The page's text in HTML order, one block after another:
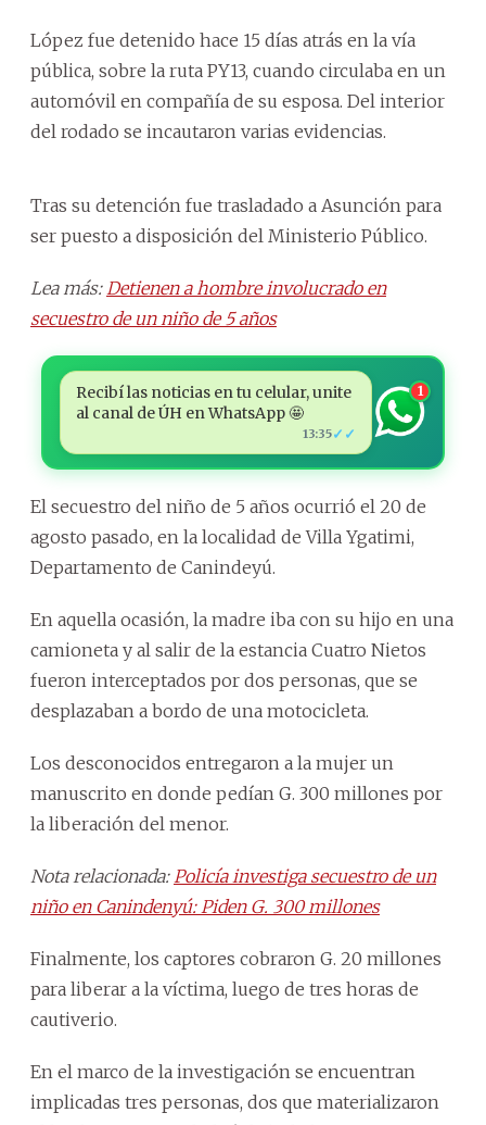
López fue detenido hace 15 días atrás en la vía
pública, sobre la ruta PY13, cuando circulaba en un
automóvil en compañía de su esposa. Del interior
del rodado se incautaron varias evidencias.
Tras su detención fue trasladado a Asunción para
ser puesto a disposición del Ministerio Público.
Lea más: Detienen a hombre involucrado en
secuestro de un niño de 5 años
Recibí las noticias en tu celular, unite
al canal de ÚH en WhatsApp 🤩
13:35✓✓
1
El secuestro del niño de 5 años ocurrió el 20 de
agosto pasado, en la localidad de Villa Ygatimi,
Departamento de Canindeyú.
En aquella ocasión, la madre iba con su hijo en una
camioneta y al salir de la estancia Cuatro Nietos
fueron interceptados por dos personas, que se
desplazaban a bordo de una motocicleta.
Los desconocidos entregaron a la mujer un
manuscrito en donde pedían G. 300 millones por
la liberación del menor.
Nota relacionada: Policía investiga secuestro de un
niño en Canindenyú: Piden G. 300 millones
Finalmente, los captores cobraron G. 20 millones
para liberar a la víctima, luego de tres horas de
cautiverio.
En el marco de la investigación se encuentran
implicadas tres personas, dos que materializaron